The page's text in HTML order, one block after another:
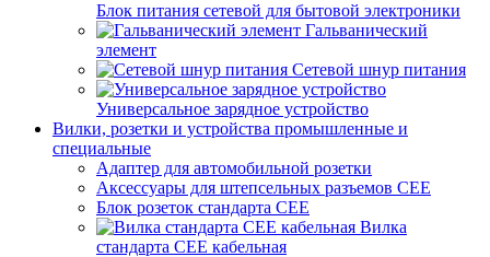
Блок питания сетевой для бытовой электроники
Гальванический
элемент
Сетевой шнур питания
Универсальное зарядное устройство
Вилки, розетки и устройства промышленные и
специальные
Адаптер для автомобильной розетки
Аксессуары для штепсельных разъемов CEE
Блок розеток стандарта CEE
Вилка
стандарта CEE кабельная